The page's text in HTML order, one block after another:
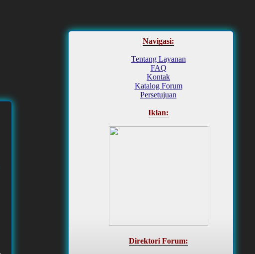
Navigasi:
Tentang Layanan
FAQ
Kontak
Katalog Forum
Persetujuan
Iklan:
Direktori Forum: